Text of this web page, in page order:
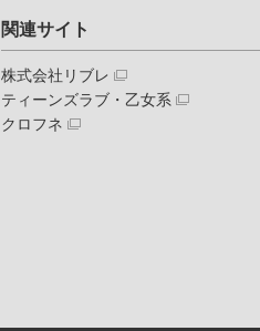
関連サイト
株式会社リブレ
ティーンズラブ・乙女系
クロフネ